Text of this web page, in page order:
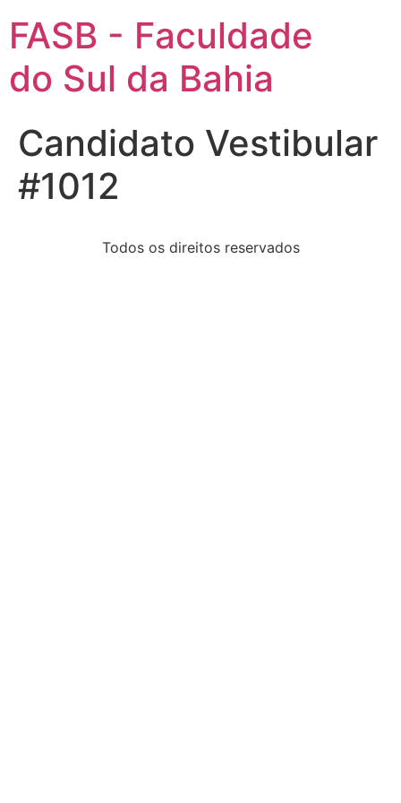
FASB - Faculdade
do Sul da Bahia
Candidato Vestibular
#1012
Todos os direitos reservados